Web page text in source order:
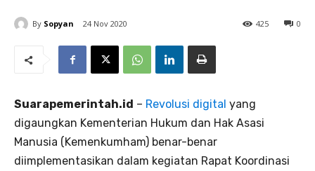
By Sopyan 24 Nov 2020 0
425
Suarapemerintah.id – Revolusi digital yang
digaungkan Kementerian Hukum dan Hak Asasi
Manusia (Kemenkumham) benar-benar
diimplementasikan dalam kegiatan Rapat Koordinasi